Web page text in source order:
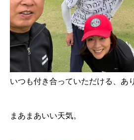
いつも付き合っていただける、あ
まあまあいい天気。